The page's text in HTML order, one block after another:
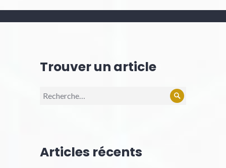
Trouver un article
Articles récents